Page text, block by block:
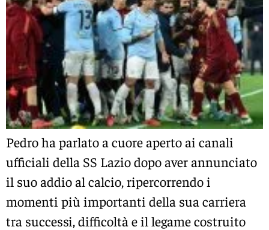
Pedroha parlato a cuore aperto ai canali
ufficiali della SS Laziodopo aver annunciato
il suo addio al calcio, ripercorrendo i
momenti più importanti della sua carriera
tra successi, difficoltà e il legame costruito